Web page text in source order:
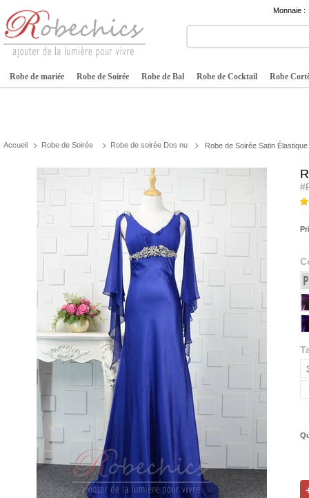
Monnaie :
Robe de mariée Robe de Soirée Robe de Bal Robe de Cocktail Robe
Accueil Robe de Soirée Robe de soirée Dos nu Robe de Soirée Satin